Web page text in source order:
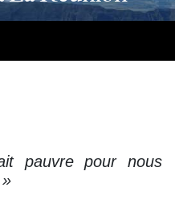
pauvre pour nous